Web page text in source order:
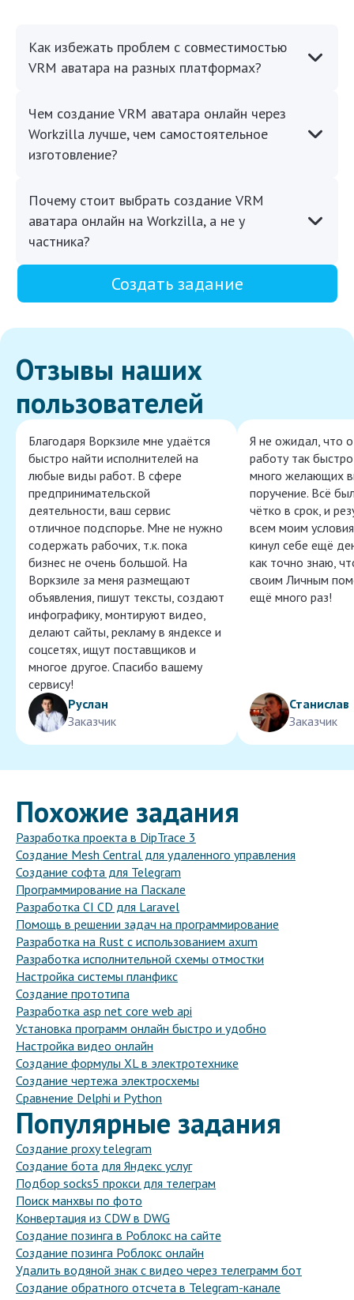
Как избежать проблем с совместимостью
VRM аватара на разных платформах?
Чем создание VRM аватара онлайн через
Workzilla лучше, чем самостоятельное
изготовление?
Почему стоит выбрать создание VRM
аватара онлайн на Workzilla, а не у
частника?
Создать задание
Отзывы наших
пользователей
Благодаря Воркзиле мне удаётся
быстро найти исполнителей на
любые виды работ. В сфере
предпринимательской
деятельности, ваш сервис
отличное подспорье. Мне не нужно
содержать рабочих, т.к. пока
бизнес не очень большой. На
Воркзиле за меня размещают
объявления, пишут тексты, создают
инфографику, монтируют видео,
делают сайты, рекламу в яндексе и
соцсетях, ищут поставщиков и
многое другое. Спасибо вашему
сервису!
Руслан
Заказчик
Я не ожидал, что
работу так
много желающих
поручение. Всё
чётко в срок, и
всем моим
кинул себе ещё
как точно знаю,
своим Личным
ещё много раз!
Станислав
Заказчик
Похожие задания
Разработка проекта в DipTrace 3
Создание Mesh Central для удаленного управления
Создание софта для Telegram
Программирование на Паскале
Разработка CI CD для Laravel
Помощь в решении задач на программирование
Разработка на Rust с использованием axum
Разработка исполнительной схемы отмостки
Настройка системы планфикс
Создание прототипа
Разработка asp net core web api
Установка программ онлайн быстро и удобно
Настройка видео онлайн
Создание формулы XL в электротехнике
Создание чертежа электросхемы
Сравнение Delphi и Python
Популярные задания
Создание proxy telegram
Создание бота для Яндекс услуг
Подбор socks5 прокси для телеграм
Поиск манхвы по фото
Конвертация из CDW в DWG
Создание позинга в Роблокс на сайте
Создание позинга Роблокс онлайн
Удалить водяной знак с видео через телеграмм бот
Создание обратного отсчета в Telegram-канале